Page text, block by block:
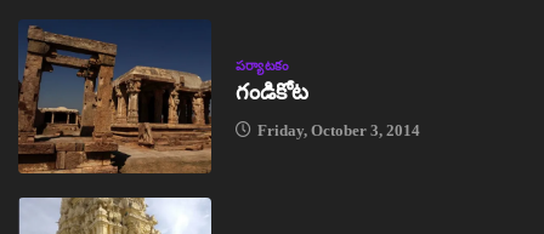
పర్యాటకం
గండికోట
Friday, October 3, 2014